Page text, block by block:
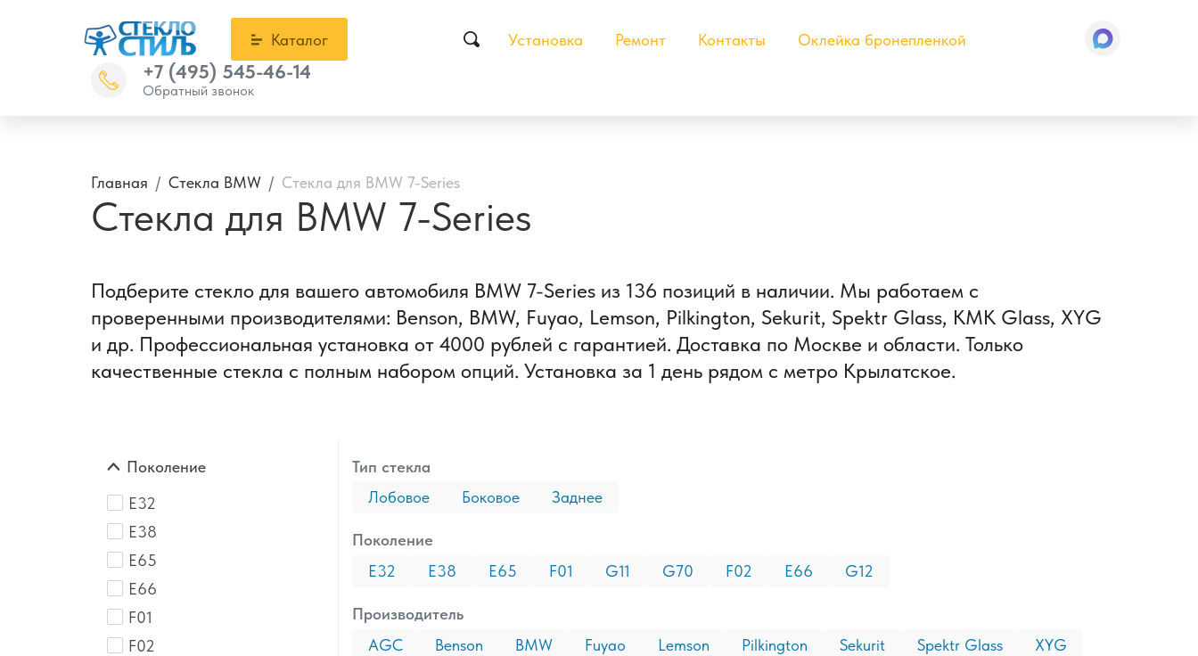
Каталог Установка Ремонт Контакты Оклейка бронепленкой
+7 (495) 545-46-14
Обратный звонок
Главная Стекла BMW Стекла для BMW 7-Series
Стекла для BMW 7-Series
Подберите стекло для вашего автомобиля BMW 7-Series из 136 позиций в наличии. Мы работаем с
проверенными производителями: Benson, BMW, Fuyao, Lemson, Pilkington, Sekurit, Spektr Glass, КМК Glass, XYG
и др. Профессиональная установка от 4000 рублей с гарантией. Доставка по Москве и области. Только
качественные стекла с полным набором опций. Установка за 1 день рядом с метро Крылатское.
Поколение
E32
E38
E65
E66
F01
F02
Тип стекла
Лобовое
Боковое Заднее
Поколение
E32
E38 E65 F01 G11 G70 F02 E66 G12
Производитель
AGC
Benson BMW Fuyao Lemson Pilkington Sekurit Spektr Glass
XYG